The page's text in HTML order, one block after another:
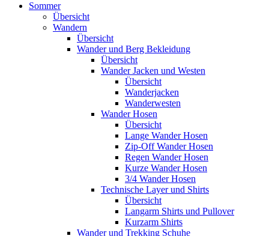
können
Touch-
und
Streichgesten
verwenden.
Sommer
Übersicht
Wandern
Übersicht
Wander und Berg Bekleidung
Übersicht
Wander Jacken und Westen
Übersicht
Wanderjacken
Wanderwesten
Wander Hosen
Übersicht
Lange Wander Hosen
Zip-Off Wander Hosen
Regen Wander Hosen
Kurze Wander Hosen
3/4 Wander Hosen
Technische Layer und Shirts
Übersicht
Langarm Shirts und Pullover
Kurzarm Shirts
Wander und Trekking Schuhe